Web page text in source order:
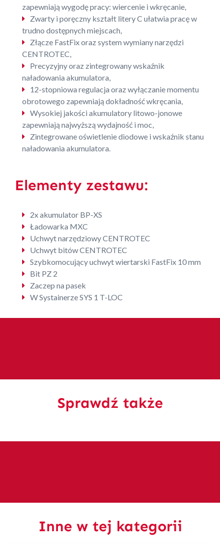
zapewniają wygodę pracy: wiercenie i wkręcanie,
Zwarty i poręczny kształt litery C ułatwia pracę w
trudno dostępnych miejscach,
Złącze FastFix oraz system wymiany narzędzi
CENTROTEC,
Precyzyjny oraz zintegrowany wskaźnik
naładowania akumulatora,
12-stopniowa regulacja oraz wyłączanie momentu
obrotowego zapewniają dokładność wkręcania,
Wysokiej jakości akumulatory litowo-jonowe
zapewniają najwyższą wydajność i moc,
Zintegrowane oświetlenie diodowe i wskaźnik stanu
naładowania akumulatora.
Elementy zestawu:
2x akumulator BP-XS
Ładowarka MXC
Uchwyt narzędziowy CENTROTEC
Uchwyt bitów CENTROTEC
Szybkomocujący uchwyt wiertarski FastFix 10 mm
Bit PZ 2
Zaczep na pasek
W Systainerze SYS 1 T-LOC
Sprawdź także
Inne w tej kategorii